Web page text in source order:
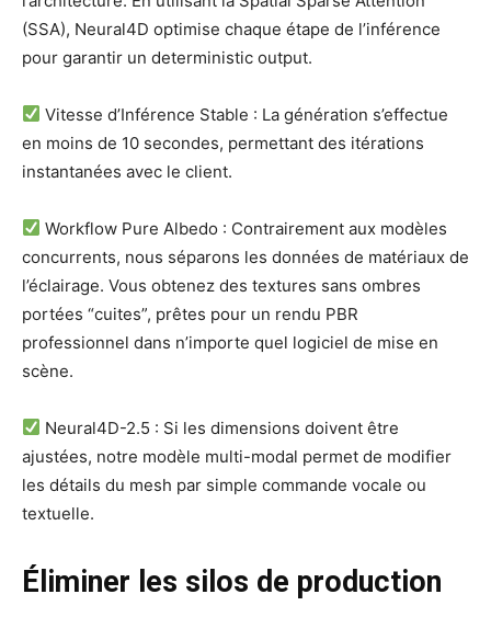
(SSA), Neural4D optimise chaque étape de l’inférence
pour garantir un deterministic output.
Vitesse d’Inférence Stable : La génération s’effectue
en moins de 10 secondes, permettant des itérations
instantanées avec le client.
Workflow Pure Albedo : Contrairement aux modèles
concurrents, nous séparons les données de matériaux de
l’éclairage. Vous obtenez des textures sans ombres
portées “cuites”, prêtes pour un rendu PBR
professionnel dans n’importe quel logiciel de mise en
scène.
Neural4D-2.5 : Si les dimensions doivent être
ajustées, notre modèle multi-modal permet de modifier
les détails du mesh par simple commande vocale ou
textuelle.
Éliminer les silos de production